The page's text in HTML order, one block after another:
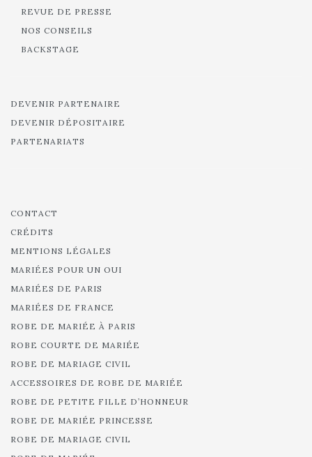
REVUE DE PRESSE
NOS CONSEILS
BACKSTAGE
DEVENIR PARTENAIRE
DEVENIR DÉPOSITAIRE
PARTENARIATS
CONTACT
CRÉDITS
MENTIONS LÉGALES
MARIÉES POUR UN OUI
MARIÉES DE PARIS
MARIÉES DE FRANCE
ROBE DE MARIÉE À PARIS
ROBE COURTE DE MARIÉE
ROBE DE MARIAGE CIVIL
ACCESSOIRES DE ROBE DE MARIÉE
ROBE DE PETITE FILLE D’HONNEUR
ROBE DE MARIÉE PRINCESSE
ROBE DE MARIAGE CIVIL